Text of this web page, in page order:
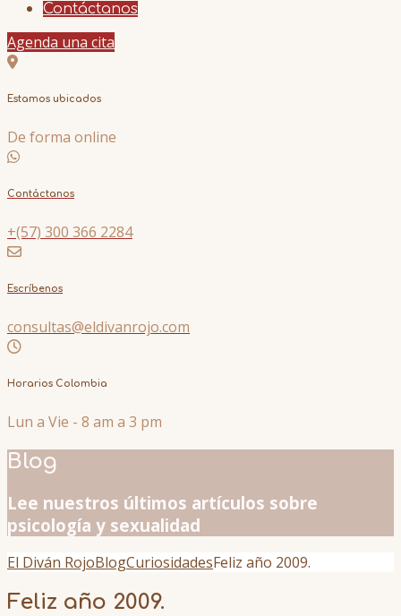
Contáctanos
Agenda una cita
Estamos ubicados
De forma online
Contáctanos
+(57) 300 366 2284
Escríbenos
consultas@eldivanrojo.com
Horarios Colombia
Lun a Vie - 8 am a 3 pm
Blog
Lee nuestros últimos artículos sobre
psicología y sexualidad
El Diván RojoBlogCuriosidadesFeliz año 2009.
Feliz año 2009.